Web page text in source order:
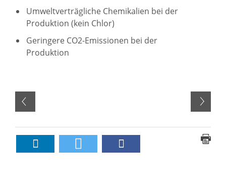
Umweltverträgliche Chemikalien bei der
Produktion (kein Chlor)
Geringere CO2-Emissionen bei der
Produktion